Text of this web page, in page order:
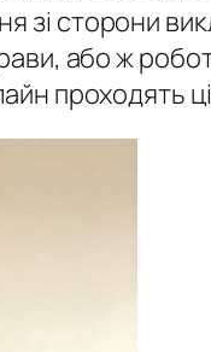
сторони
або ж
проходять